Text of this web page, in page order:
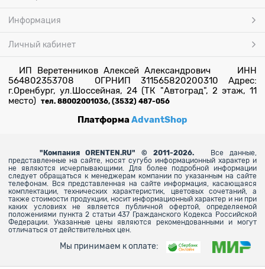
Информация
Личный кабинет
ИП Веретенников Алексей Александрович ИНН
564802353708 ОГРНИП 311565820200310 Адрес:
г.Оренбург, ул.Шоссейная, 24 (ТК "Автоград", 2 этаж, 11
место) тел. 88002001036, (3532) 487-056
ПлатформаAdvantShop
" Компания ORENTEN.RU" © 2011-2026.
Все данные,
представленные на сайте, носят сугубо информационный характер и
не являются исчерпывающими. Для более подробной информации
следует обращаться к менеджерам компании по указанным на сайте
телефонам. Вся представленная на сайте информация, касающаяся
комплектации, технических характеристик, цветовых сочетаний, а
также стоимости продукции, носит информационный характер и ни при
каких условиях не является публичной офертой, определяемой
положениями пункта 2 статьи 437 Гражданского Кодекса Российской
Федерации. Указанные цены являются рекомендованными и могут
отличаться от действительных цен.
Мы принимаем к оплате: